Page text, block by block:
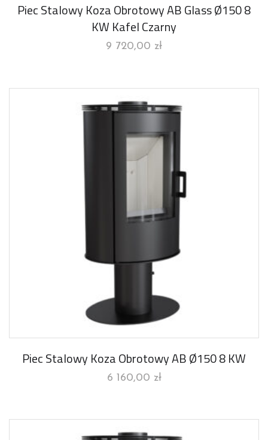
Piec Stalowy Koza Obrotowy AB Glass Ø150 8
KW Kafel Czarny
9 720,00 zł
Piec Stalowy Koza Obrotowy AB Ø150 8 KW
6 160,00 zł